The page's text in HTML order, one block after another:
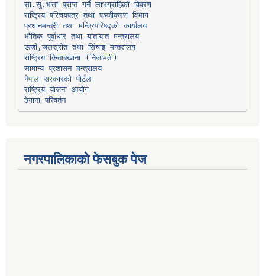
सा.सु.भत्ता प्राप्त गर्ने लाभग्राहिको विवरण
राष्ट्रिय परिचयपत्र तथा पञ्‍जीकरण विभाग
प्रधानमन्त्री तथा मन्त्रिपरिषद्को कार्यालय
भौतिक पूर्वाधार तथा यातायात मन्त्रालय
ऊर्जा,जलस्रोत तथा सिंचाइ मन्त्रालय
सामान्य प्रशासन मन्त्रालय
नेपाल सरकारको पोर्टल
राष्ट्रिय योजना आयोग
ठेगाना परिवर्तन
नगरपालिकाको फेसबुक पेज